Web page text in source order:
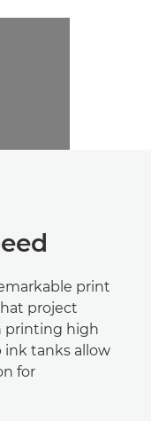
видео
print
project
printing high
ink tanks allow
for